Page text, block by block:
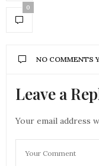
0
NO COMMENTS
Leave a
Your email address